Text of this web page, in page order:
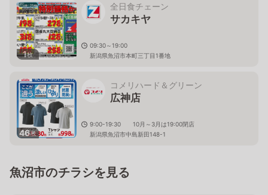
1枚
全日食チェーン
サカキヤ
09:30～19:00
新潟県魚沼市本町三丁目1番地
46枚
コメリハード＆グリーン
広神店
9:00-19:30 10月～3月は19:00閉店
新潟県魚沼市中島新田148-1
魚沼市のチラシを見る